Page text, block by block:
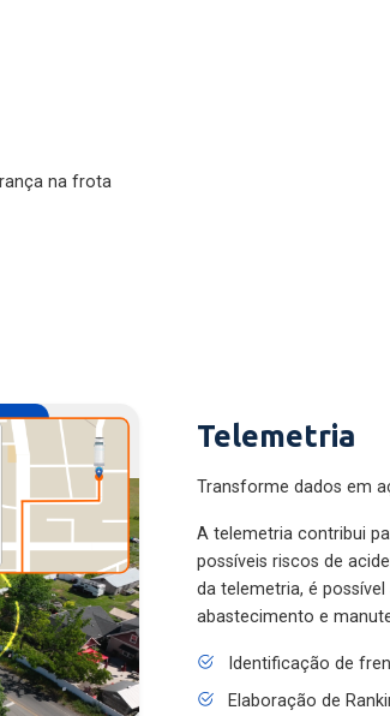
na frota
Telemetria
Transforme dados em
A telemetria contribui
possíveis riscos de
da telemetria, é
abastecimento e
Identificação de
Elaboração de